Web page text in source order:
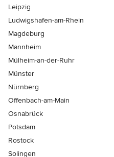
Leipzig
Ludwigshafen-am-Rhein
Magdeburg
Mannheim
Mülheim-an-der-Ruhr
Münster
Nürnberg
Offenbach-am-Main
Osnabrück
Potsdam
Rostock
Solingen